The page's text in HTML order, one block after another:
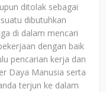
ditolak sebagai
dibutuhkan
di dalam mencari
dengan baik
pencarian kerja dan
Daya Manusia serta
terjun ke dalam